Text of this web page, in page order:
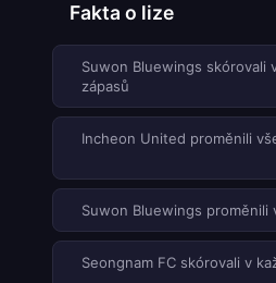
Fakta o lize
Suwon Bluewings skórovali
zápasů
Incheon United proměnili
Suwon Bluewings
Seongnam FC skórovali v